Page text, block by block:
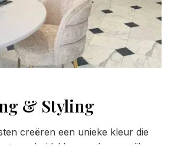
& Styling
creëren een unieke kleur die
huidskleur en levensstijl